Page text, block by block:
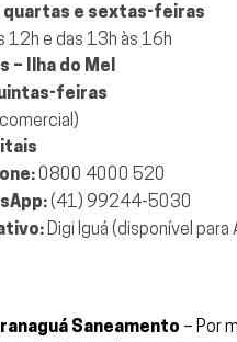
quartas e sextas-feiras
12h e das 13h às 16h
– Ilha do Mel
feiras
0800 4000 520
(41) 99244-5030
Digi Iguá (disponível para
Saneamento – Por